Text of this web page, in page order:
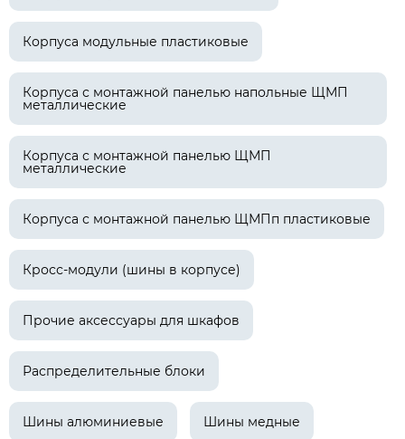
Корпуса модульные пластиковые
Корпуса с монтажной панелью напольные ЩМП
металлические
Корпуса с монтажной панелью ЩМП
металлические
Корпуса с монтажной панелью ЩМПп пластиковые
Кросс-модули (шины в корпусе)
Прочие аксессуары для шкафов
Распределительные блоки
Шины алюминиевые Шины медные